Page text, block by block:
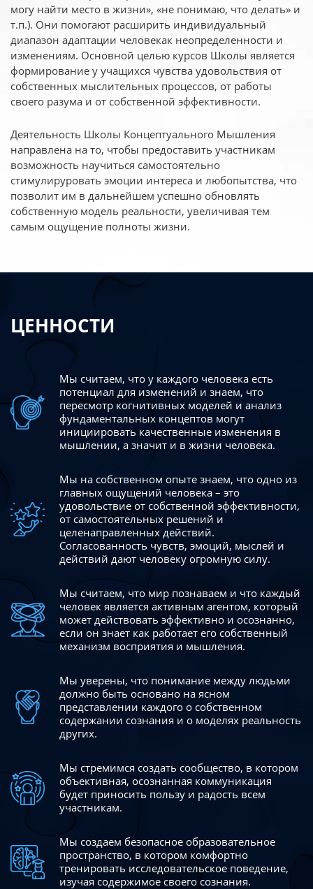
могу найти место в жизни», «не понимаю, что делать» и
т.п.). Они помогают расширить индивидуальный
диапазон адаптации человекак неопределенности и
изменениям. Основной целью курсов Школы является
формирование у учащихся чувства удовольствия от
собственных мыслительных процессов, от работы
своего разума и от собственной эффективности.
Деятельность Школы Концептуального Мышления
направлена на то, чтобы предоставить участникам
возможность научиться самостоятельно
стимулируровать эмоции интереса и любопытства, что
позволит им в дальнейшем успешно обновлять
собственную модель реальности, увеличивая тем
самым ощущение полноты жизни.
ЦЕННОСТИ
Мы считаем, что у каждого человека есть
потенциал для изменений и знаем, что
пересмотр когнитивных моделей и анализ
фундаментальных концептов могут
инициировать качественные изменения в
мышлении, а значит и в жизни человека.
Мы на собственном опыте знаем, что одно из
главных ощущений человека – это
удовольствие от собственной эффективности,
от самостоятельных решений и
целенаправленных действий.
Согласованность чувств, эмоций, мыслей и
действий дают человеку огромную силу.
Мы считаем, что мир познаваем и что каждый
человек является активным агентом, который
может действовать эффективно и осознанно,
если он знает как работает его собственный
механизм восприятия и мышления.
Мы уверены, что понимание между людьми
должно быть основано на ясном
представлении каждого о собственном
содержании сознания и о моделях реальность
других.
Мы стремимся создать сообщество, в котором
объективная, осознанная коммуникация
будет приносить пользу и радость всем
участникам.
Мы создаем безопасное образовательное
пространство, в котором комфортно
тренировать исследовательское поведение,
изучая содержимое своего сознания.